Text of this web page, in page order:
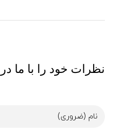
نظرات خود را با ما